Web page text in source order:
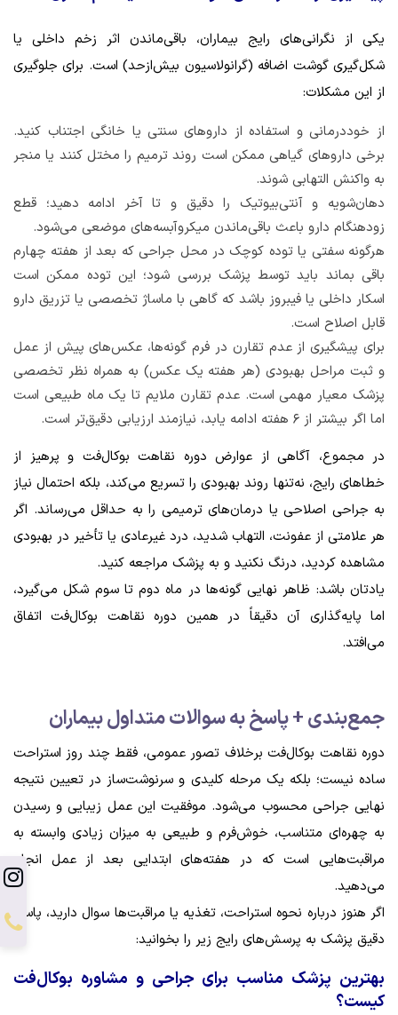
یکی از نگرانی‌های رایج بیماران، باقی‌ماندن اثر زخم داخلی یا
شکل‌گیری گوشت اضافه (گرانولاسیون بیش‌ازحد) است. برای جلوگیری
از این مشکلات:
از خوددرمانی و استفاده از داروهای سنتی یا خانگی اجتناب کنید.
برخی داروهای گیاهی ممکن است روند ترمیم را مختل کنند یا منجر
به واکنش التهابی شوند.
دهان‌شویه و آنتی‌بیوتیک را دقیق و تا آخر ادامه دهید؛ قطع
زودهنگام دارو باعث باقی‌ماندن میکروآبسه‌های موضعی می‌شود.
هرگونه سفتی یا توده کوچک در محل جراحی که بعد از هفته چهارم
باقی بماند باید توسط پزشک بررسی شود؛ این توده ممکن است
اسکار داخلی یا فیبروز باشد که گاهی با ماساژ تخصصی یا تزریق دارو
قابل اصلاح است.
برای پیشگیری از عدم تقارن در فرم گونه‌ها، عکس‌های پیش از عمل
و ثبت مراحل بهبودی (هر هفته یک عکس) به همراه نظر تخصصی
پزشک معیار مهمی است. عدم تقارن ملایم تا یک ماه طبیعی است
اما اگر بیشتر از ۶ هفته ادامه یابد، نیازمند ارزیابی دقیق‌تر است.
در مجموع، آگاهی از عوارض دوره نقاهت بوکال‌فت و پرهیز از
خطاهای رایج، نه‌تنها روند بهبودی را تسریع می‌کند، بلکه احتمال نیاز
به جراحی اصلاحی یا درمان‌های ترمیمی را به حداقل می‌رساند. اگر
هر علامتی از عفونت، التهاب شدید، درد غیرعادی یا تأخیر در بهبودی
مشاهده کردید، درنگ نکنید و به پزشک مراجعه کنید.
یادتان باشد: ظاهر نهایی گونه‌ها در ماه دوم تا سوم شکل می‌گیرد،
اما پایه‌گذاری آن دقیقاً در همین دوره نقاهت بوکال‌فت اتفاق
می‌افتد.
جمع‌بندی + پاسخ به سوالات متداول بیماران
دوره نقاهت بوکال‌فت برخلاف تصور عمومی، فقط چند روز استراحت
ساده نیست؛ بلکه یک مرحله کلیدی و سرنوشت‌ساز در تعیین نتیجه
نهایی جراحی محسوب می‌شود. موفقیت این عمل زیبایی و رسیدن
به چهره‌ای متناسب، خوش‌فرم و طبیعی به میزان زیادی وابسته به
مراقبت‌هایی است که در هفته‌های ابتدایی بعد از عمل انجام
می‌دهید.
اگر هنوز درباره نحوه استراحت، تغذیه یا مراقبت‌ها سوال دارید، پاسخ
دقیق پزشک به پرسش‌های رایج زیر را بخوانید:
بهترین پزشک مناسب برای جراحی و مشاوره بوکال‌فت
کیست؟